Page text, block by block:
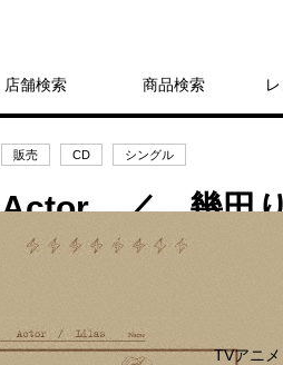
店舗検索 商品検索
販売 CD シングル
Actor ／ 幾田
2,799円
TVアニ